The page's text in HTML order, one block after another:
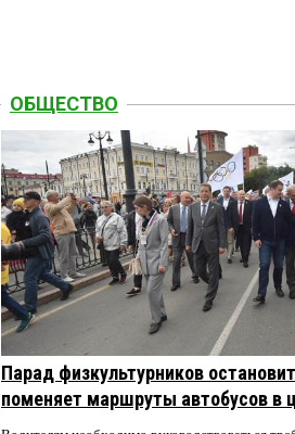
ОБЩЕСТВО
Парад физкультурников
поменяет маршруты автобусов в